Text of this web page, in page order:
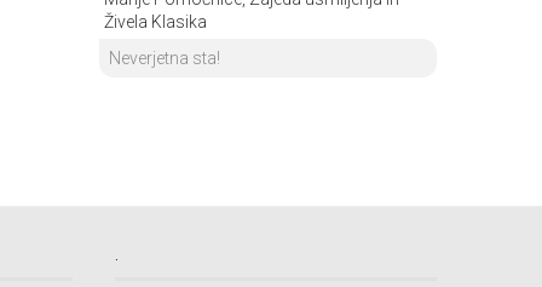
Živela Klasika
Neverjetna sta!
.